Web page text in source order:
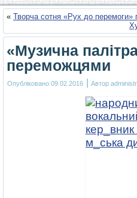
« Творча сотня «Рух до перемоги»
«Музична
переможцями
Опубліковано 09.02.2016 | Автор